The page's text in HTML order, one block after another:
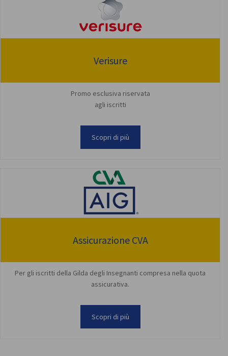
Verisure
Promo esclusiva riservata
agli iscritti
Scopri di più
Assicurazione CVA
Per gli iscritti della Gilda degli Insegnanti compresa nella quota
assicurativa.
Scopri di più